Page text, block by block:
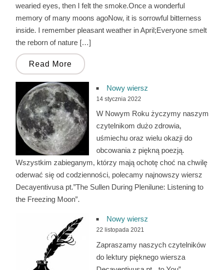
wearied eyes, then I felt the smoke.Once a wonderful
memory of many moons agoNow, it is sorrowful bitterness
inside. I remember pleasant weather in April;Everyone smelt
the reborn of nature […]
Read More
Nowy wiersz
14 stycznia 2022
W Nowym Roku życzymy naszym
czytelnikom dużo zdrowia,
uśmiechu oraz wielu okazji do
obcowania z piękną poezją.
Wszystkim zabieganym, którzy mają ochotę choć na chwilę
oderwać się od codzienności, polecamy najnowszy wiersz
Decayentivusa pt.”The Sullen During Plenilune: Listening to
the Freezing Moon”.
Nowy wiersz
22 listopada 2021
Zapraszamy naszych czytelników
do lektury pięknego wiersza